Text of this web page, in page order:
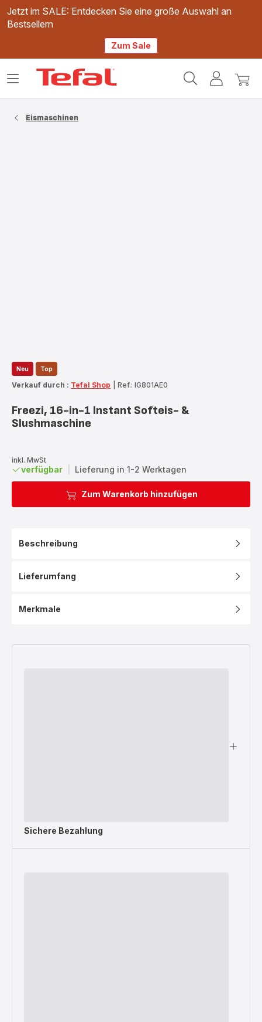
Jetzt im SALE: Entdecken Sie eine große Auswahl an
Bestsellern
Zum Sale
Mein
Mein
Das
Eismaschinen
Neu Top
Verkauf durch : Tefal Shop Ref.: IG801AE0
Freezi, 16-in-1 Instant Softeis- &
Slushmaschine
inkl. MwSt
verfügbar Lieferung in 1-2 Werktagen
Zum Warenkorb hinzufügen
Beschreibung
Lieferumfang
Merkmale
Sichere Bezahlung